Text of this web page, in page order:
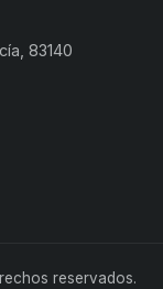
83140
reservados.